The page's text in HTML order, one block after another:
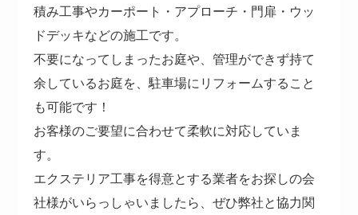
積み工事やカーポート・アプローチ・門扉・ウッ
ドデッキなどの施工です。
不要になってしまったお庭や、管理ができず持て
余しているお庭を、駐車場にリフォームすること
も可能です！
お客様のご要望に合わせて柔軟に対応していま
す。
エクステリア工事を得意とする業者をお探しの会
社様がいらっしゃいましたら、ぜひ弊社と協力関